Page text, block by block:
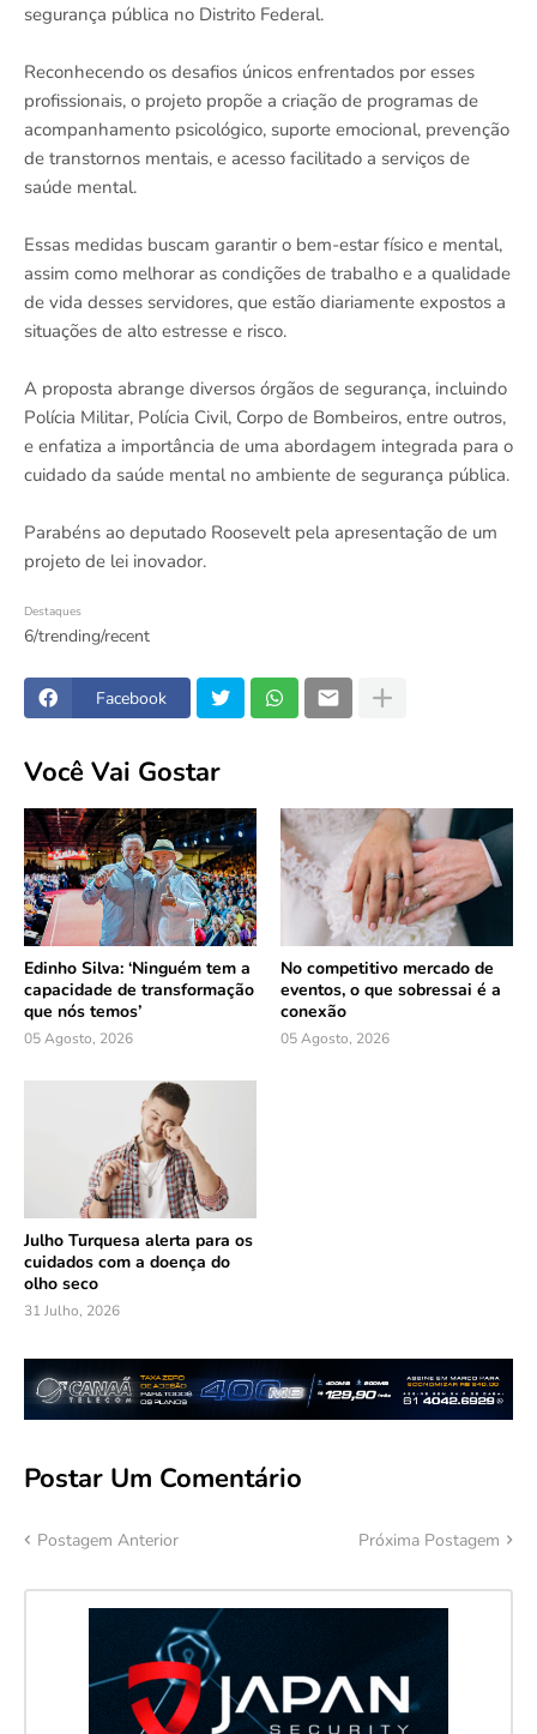
segurança pública no Distrito Federal.
Reconhecendo os desafios únicos enfrentados por esses
profissionais, o projeto propõe a criação de programas de
acompanhamento psicológico, suporte emocional, prevenção
de transtornos mentais, e acesso facilitado a serviços de
saúde mental.
Essas medidas buscam garantir o bem-estar físico e mental,
assim como melhorar as condições de trabalho e a qualidade
de vida desses servidores, que estão diariamente expostos a
situações de alto estresse e risco.
A proposta abrange diversos órgãos de segurança, incluindo
Polícia Militar, Polícia Civil, Corpo de Bombeiros, entre outros,
e enfatiza a importância de uma abordagem integrada para o
cuidado da saúde mental no ambiente de segurança pública.
Parabéns ao deputado Roosevelt pela apresentação de um
projeto de lei inovador.
Destaques
6/trending/recent
Facebook
Você Vai Gostar
Edinho Silva: ‘Ninguém tem a
capacidade de transformação
que nós temos’
05 Agosto, 2026
No competitivo mercado de
eventos, o que sobressai é a
conexão
05 Agosto, 2026
Julho Turquesa alerta para os
cuidados com a doença do
olho seco
31 Julho, 2026
Postar Um Comentário
Postagem Anterior Próxima Postagem